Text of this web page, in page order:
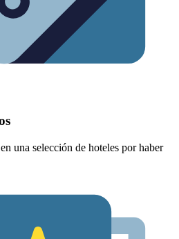
una selección de hoteles por haber